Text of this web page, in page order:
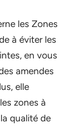
les Zones
à éviter les
en vous
amendes
elle
zones à
qualité de